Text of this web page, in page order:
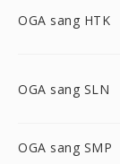
OGA sang HTK
OGA sang SLN
OGA sang SMP